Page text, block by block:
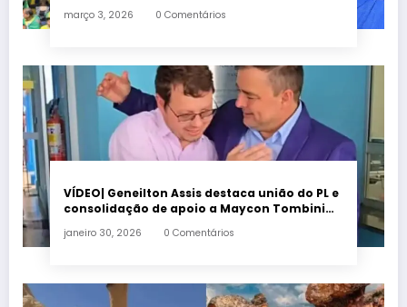
março 3, 2026 0 Comentários
VÍDEO| Geneilton Assis destaca união do PL e
consolidação de apoio a Maycon Tombini
janeiro 30, 2026 0 Comentários